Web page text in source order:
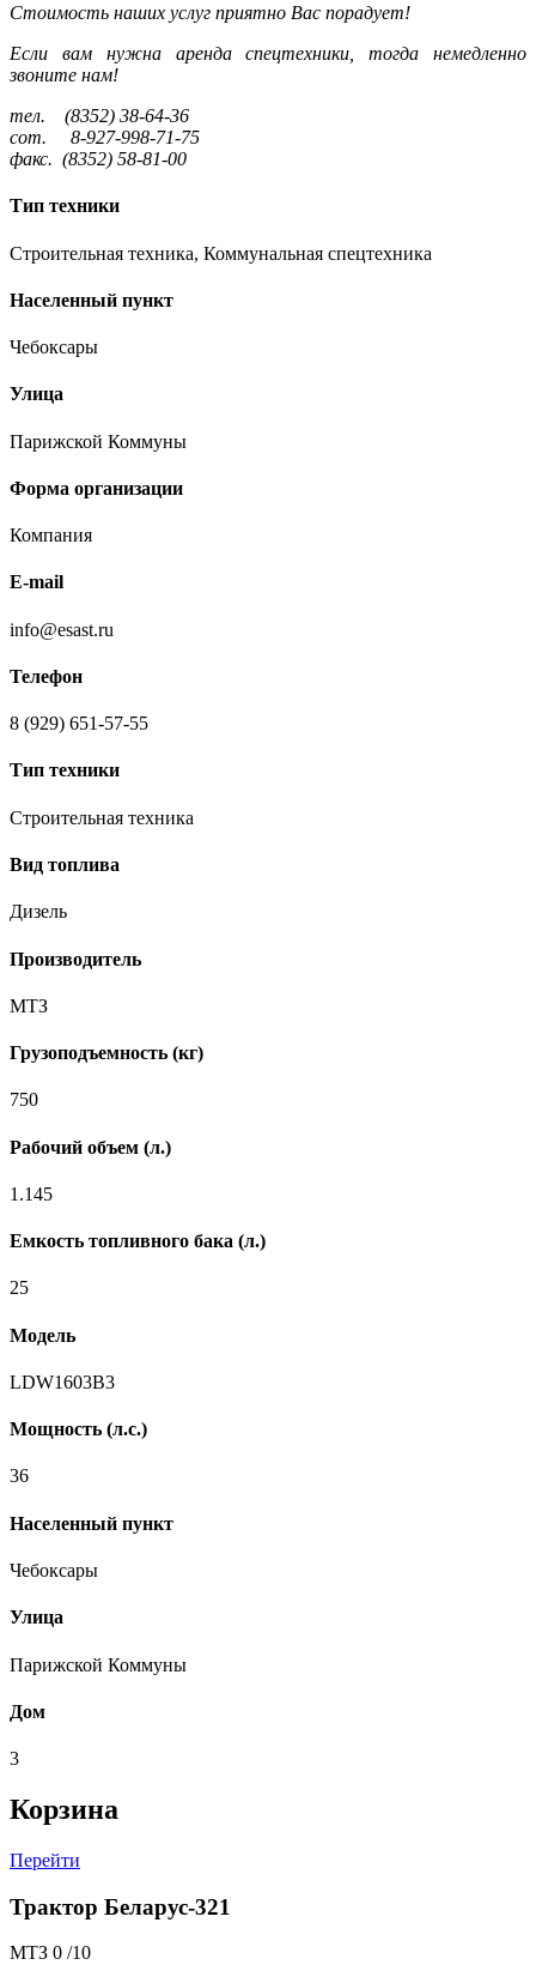
Стоимость наших услуг приятно Вас порадует!
Если вам нужна аренда спецтехники, тогда немедленно
звоните нам!
тел. (8352) 38-64-36
сот. 8-927-998-71-75
факс. (8352) 58-81-00
Тип техники
Строительная техника, Коммунальная спецтехника
Населенный пункт
Чебоксары
Улица
Парижской Коммуны
Форма организации
Компания
E-mail
info@esast.ru
Телефон
8 (929) 651-57-55
Тип техники
Строительная техника
Вид топлива
Дизель
Производитель
МТЗ
Грузоподъемность (кг)
750
Рабочий объем (л.)
1.145
Емкость топливного бака (л.)
25
Модель
LDW1603B3
Мощность (л.с.)
36
Населенный пункт
Чебоксары
Улица
Парижской Коммуны
Дом
3
Корзина
Перейти
Трактор Беларус-321
МТЗ 0 /10